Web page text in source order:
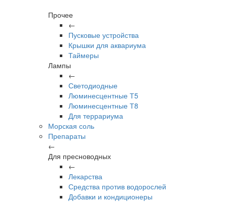
Прочее
←
Пусковые устройства
Крышки для аквариума
Таймеры
Лампы
←
Светодиодные
Люминесцентные Т5
Люминесцентные Т8
Для террариума
Морская соль
Препараты
←
Для пресноводных
←
Лекарства
Средства против водорослей
Добавки и кондиционеры